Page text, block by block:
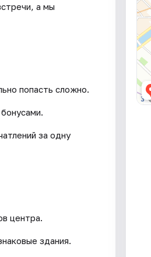
а мы
попасть сложно.
за одну
центра.
здания.